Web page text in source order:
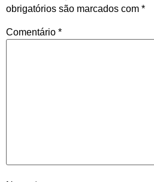
obrigatórios são marcados com *
Comentário *